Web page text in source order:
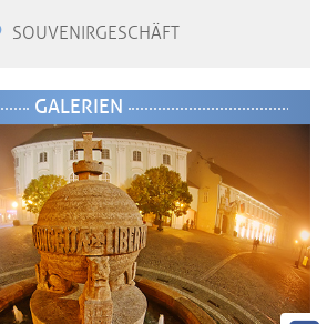
SOUVENIRGESCHÄFT
GALERIEN